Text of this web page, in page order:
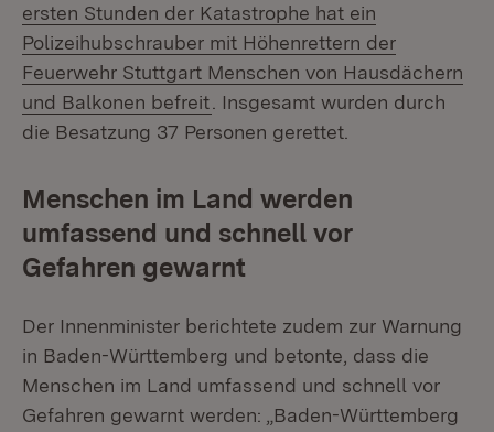
ersten Stunden der Katastrophe hat ein
Polizeihubschrauber mit Höhenrettern der
Feuerwehr Stuttgart Menschen von Hausdächern
und Balkonen befreit . Insgesamt wurden durch
die Besatzung 37 Personen gerettet.
Menschen im Land werden
umfassend und schnell vor
Gefahren gewarnt
Der Innenminister berichtete zudem zur Warnung
in Baden-Württemberg und betonte, dass die
Menschen im Land umfassend und schnell vor
Gefahren gewarnt werden: „Baden-Württemberg